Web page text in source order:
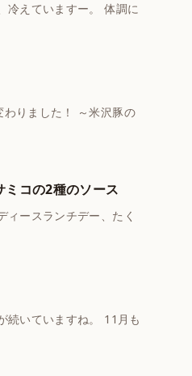
冷えていますー。 体調に
りました！ ～米沢豚の
コの2種のソース
ィースランチデー、たく
続いていますね。 11月も